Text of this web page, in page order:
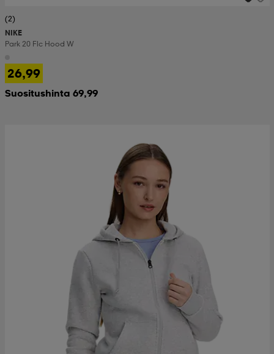
(2)
NIKE
Park 20 Flc Hood W
26,99
Suositushinta 69,99